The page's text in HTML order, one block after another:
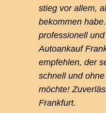
stieg vor allem,
bekommen
professionell
Autoankauf
empfehlen, der
schnell und
möchte!
Frankfurt.